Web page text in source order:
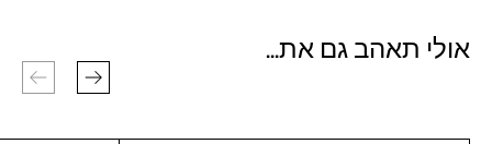
אולי תאהב גם את...